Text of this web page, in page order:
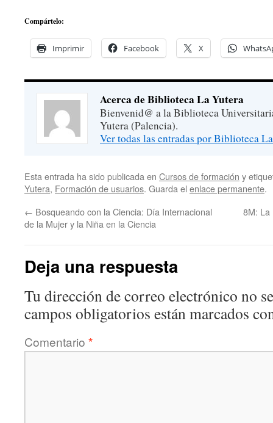
Compártelo:
Imprimir Facebook X
Acerca de Biblioteca La Yutera
Bienvenid@ a la Biblioteca
Yutera (Palencia).
Ver todas las entradas por Biblioteca
Esta entrada ha sido publicada en Cursos de formación y
Yutera, Formación de usuarios. Guarda el enlace permanente.
← Bosqueando con la Ciencia: Día Internacional
de la Mujer y la Niña en la Ciencia
8M: La
Deja una respuesta
Tu dirección de correo electrónico no
campos obligatorios están marcados
Comentario *